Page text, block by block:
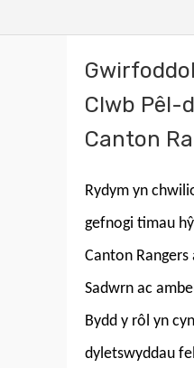
Clwb Pêl-
Canton
Rydym yn
gefnogi timau
Canton
Sadwrn ac
Bydd y rôl yn
dyletswyddau